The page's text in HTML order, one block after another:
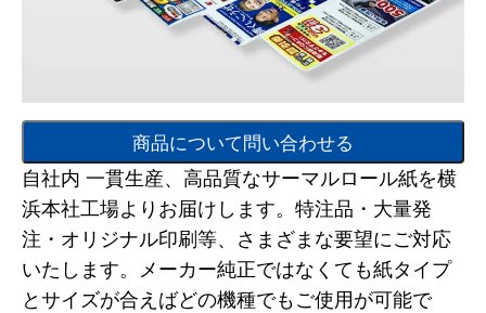
商品について問い合わせる
自社内 一貫生産、高品質なサーマルロール紙を横
浜本社工場よりお届けします。特注品・大量発
注・オリジナル印刷等、さまざまな要望にご対応
いたします。メーカー純正ではなくても紙タイプ
とサイズが合えばどの機種でもご使用が可能で